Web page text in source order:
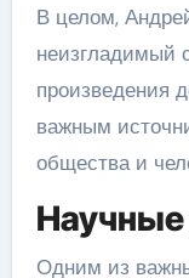
В целом,
неизгладимый
произведения
важным
общества и
Научные
Одним из